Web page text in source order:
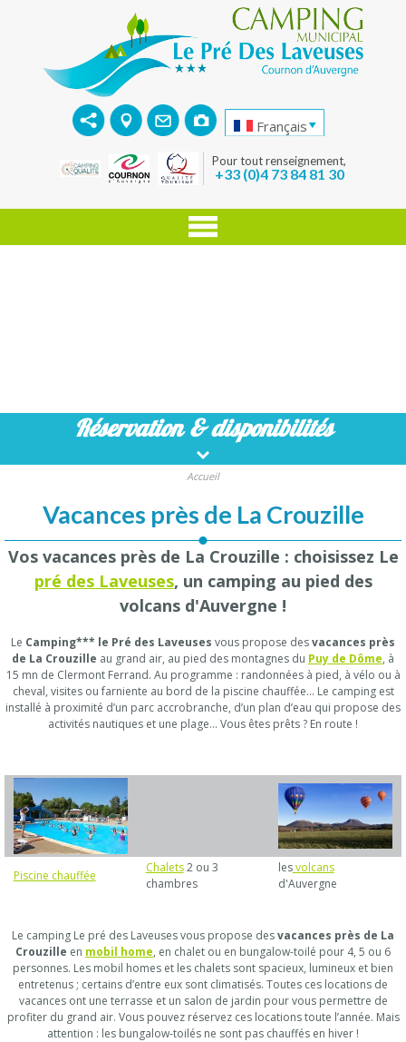
Français
Pour tout renseignement,
+33 (0)4 73 84 81 30
Réservation & disponibilités
Accueil
Vacances près de La Crouzille
Vos vacances près de La Crouzille : choisissez Le
pré des Laveuses, un camping au pied des
volcans d'Auvergne !
Le Camping*** le Pré des Laveuses vous propose desvacances près
de La Crouzille au grand air, au pied des montagnes du Puy de Dôme, à
15 mn de Clermont Ferrand. Au programme : randonnées à pied, à vélo ou à
cheval, visites ou farniente au bord de la piscine chauffée… Le camping est
installé à proximité d’un parc accrobranche, d’un plan d’eau qui propose des
activités nautiques et une plage… Vous êtes prêts ? En route !
Piscine chauffée
Chalets2 ou 3
chambres
lesvolcans
d'Auvergne
Le camping Le pré des Laveuses vous propose desvacances près de La
Crouzille en mobil home, en chalet ou en bungalow-toilé pour 4, 5 ou 6
personnes. Les mobil homes et les chalets sont spacieux, lumineux et bien
entretenus ; certains d’entre eux sont climatisés. Toutes ces locations de
vacances ont une terrasse et un salon de jardin pour vous permettre de
profiter du grand air. Vous pouvez réservez ces locations toute l’année. Mais
attention : les bungalow-toilés ne sont pas chauffés en hiver !